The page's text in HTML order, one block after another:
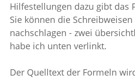
Hilfestellungen dazu gibt das
Sie können die
nachschlagen - zwei
habe ich unten verlinkt.
Der Quelltext der Formeln